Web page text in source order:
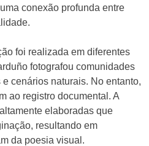
conexão profunda entre
foi realizada em diferentes
fotografou comunidades
cenários naturais. No entanto,
ao registro documental. A
elaboradas que
resultando em
da poesia visual.